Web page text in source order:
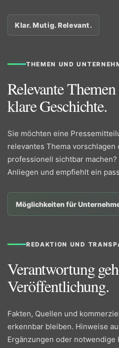
Klar. Mutig. Relevant.
THEMEN UND
Relevante
klare Geschichte.
Sie möchten eine
relevantes Thema
professionell sichtbar
Anliegen und empfiehlt ein
Möglichkeiten für
REDAKTION UND
Verantwortung
Veröffentlichung.
Fakten, Quellen und
erkennbar bleiben. Hinweise
Ergänzungen oder